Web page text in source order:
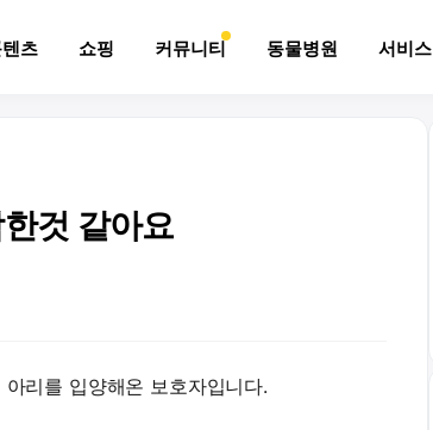
츠 쇼핑 커뮤니티 동물병원 서비스
것 같아요
리를 입양해온 보호자입니다.